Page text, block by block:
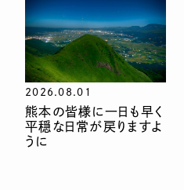
2026.08.01
熊本の皆様に一日も早く
平穏な日常が戻りますよ
うに